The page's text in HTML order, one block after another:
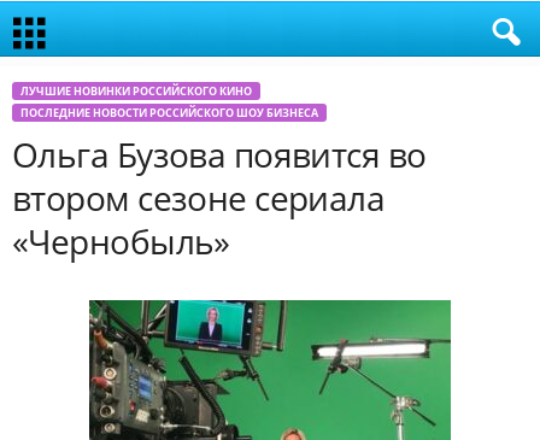
ЛУЧШИЕ НОВИНКИ РОССИЙСКОГО КИНО
ПОСЛЕДНИЕ НОВОСТИ РОССИЙСКОГО ШОУ БИЗНЕСА
Ольга Бузова появится во
втором сезоне сериала
«Чернобыль»